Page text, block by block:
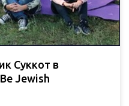
Суккот в
Jewish